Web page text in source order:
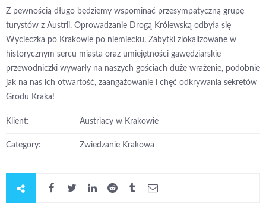
Z pewnością długo będziemy wspominać przesympatyczną grupę
turystów z Austrii. Oprowadzanie Drogą Królewską odbyła się
Wycieczka po Krakowie po niemiecku. Zabytki zlokalizowane w
historycznym sercu miasta oraz umiejętności gawędziarskie
przewodniczki wywarły na naszych gościach duże wrażenie, podobnie
jak na nas ich otwartość, zaangażowanie i chęć odkrywania sekretów
Grodu Kraka!
Klient: Austriacy w Krakowie
Category: Zwiedzanie Krakowa